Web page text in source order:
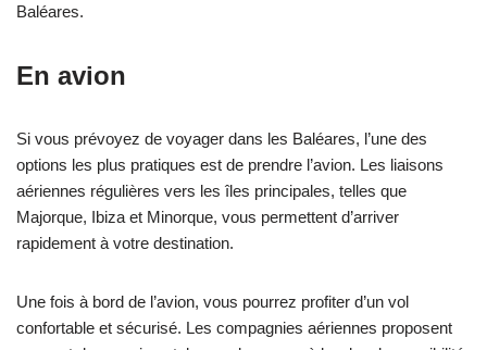
Baléares.
En avion
Si vous prévoyez de voyager dans les Baléares, l’une des
options les plus pratiques est de prendre l’avion. Les liaisons
aériennes régulières vers les îles principales, telles que
Majorque, Ibiza et Minorque, vous permettent d’arriver
rapidement à votre destination.
Une fois à bord de l’avion, vous pourrez profiter d’un vol
confortable et sécurisé. Les compagnies aériennes proposent